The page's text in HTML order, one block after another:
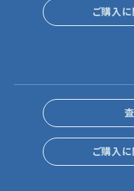
ご購入
ご購入